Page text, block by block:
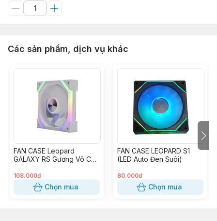
Các sản phẩm, dịch vụ khác
FAN CASE Leopard
GALAXY RS Gương Vô Cực
(Xuôi,Ngược)
108.000đ
Chọn mua
FAN CASE LEOPARD S1
(LED Auto Đen Suôi)
80.000đ
Chọn mua